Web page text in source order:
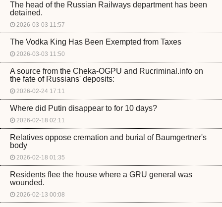
The head of the Russian Railways department has been
detained.
2026-03-03 11:57
The Vodka King Has Been Exempted from Taxes
2026-03-03 11:50
A source from the Cheka-OGPU and Rucriminal.info on
the fate of Russians' deposits:
2026-02-24 17:11
Where did Putin disappear to for 10 days?
2026-02-18 02:11
Relatives oppose cremation and burial of Baumgertner's
body
2026-02-18 01:35
Residents flee the house where a GRU general was
wounded.
2026-02-13 00:08